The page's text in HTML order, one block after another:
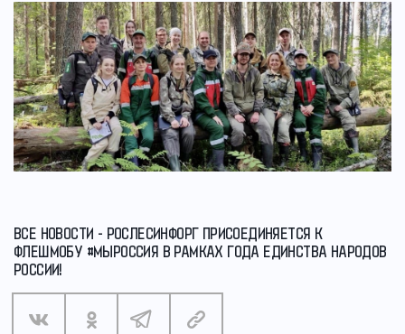
ВСЕ НОВОСТИ - РОСЛЕСИНФОРГ ПРИСОЕДИНЯЕТСЯ К
ФЛЕШМОБУ #МЫРОССИЯ В РАМКАХ ГОДА ЕДИНСТВА НАРОДОВ
РОССИИ!